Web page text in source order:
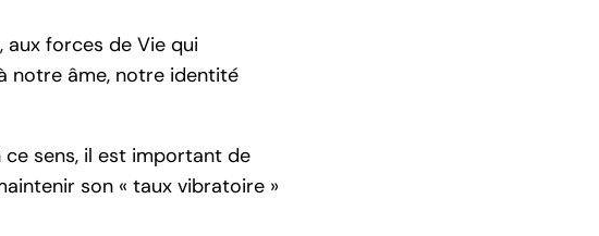
aux forces de Vie qui
notre âme, notre identité
sens, il est important de
son « taux vibratoire »